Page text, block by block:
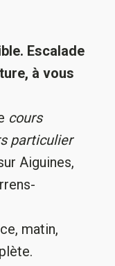
Escalade
à vous
cours
particulier
Aiguines,
matin,